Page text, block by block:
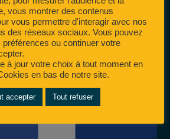
vous montrer des contenus
vous permettre d'interagir avec nos
des réseaux sociaux. Vous pouvez
ou continuer votre
à jour votre choix à tout moment en
en bas de notre site.
accepter Tout refuser